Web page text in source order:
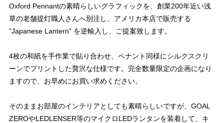
Oxford Pennantの素晴らしいグラフィックを、創業200年近い浅
草の老舗提灯職人さんへ別注し、アメリカ本店で販売する
"Japanese Lantern" を逆輸入し、ご提案致します。
4枚の和紙を手作業で貼り合わせ、ペナント同様にシルクスクリ
ーンでプリントした贅沢な仕様です。完全数量限定の企画になり
ますので、お早めにお買い求めください。
そのままお部屋のインテリアとしても素晴らしいですが、GOAL
ZEROやLEDLENSER等のマイクロLEDランタンを装着して、キ